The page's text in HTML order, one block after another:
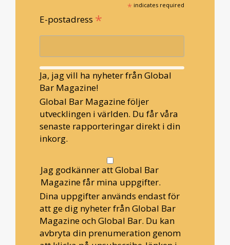
* indicates required
E-postadress *
Ja, jag vill ha nyheter från Global
Bar Magazine!
Global Bar Magazine följer
utvecklingen i världen. Du får våra
senaste rapporteringar direkt i din
inkorg.
Jag godkänner att Global Bar
Magazine får mina uppgifter.
Dina uppgifter används endast för
att ge dig nyheter från Global Bar
Magazine och Global Bar. Du kan
avbryta din prenumeration genom